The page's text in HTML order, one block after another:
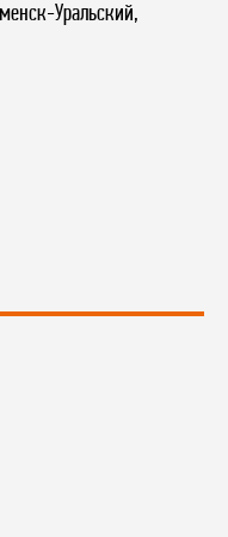
Уральский,